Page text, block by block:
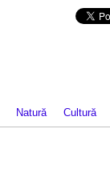
Natură Cultură